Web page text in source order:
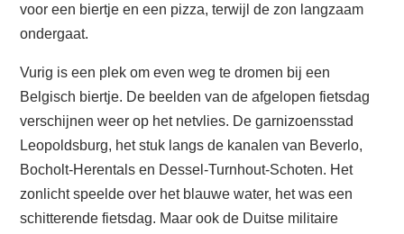
voor een biertje en een pizza, terwijl de zon langzaam
ondergaat.
Vurig is een plek om even weg te dromen bij een
Belgisch biertje. De beelden van de afgelopen fietsdag
verschijnen weer op het netvlies. De garnizoensstad
Leopoldsburg, het stuk langs de kanalen van Beverlo,
Bocholt-Herentals en Dessel-Turnhout-Schoten. Het
zonlicht speelde over het blauwe water, het was een
schitterende fietsdag. Maar ook de Duitse militaire